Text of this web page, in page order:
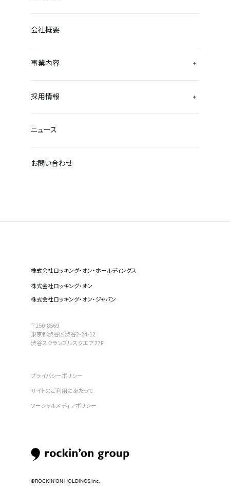
株式会社ロッキング・オン・ホールディングス
株式会社ロッキング・オン
株式会社ロッキング・オン・ジャパン
〒150-8569
東京都渋谷区渋谷2-24-12
渋谷スクランブルスクエア 27F
会社概要
事業内容
採用情報
ニュース
お問い合わせ
プライバシーポリシー
サイトのご利用にあたって
ソーシャルメディアポリシー
©︎ROCKIN’ON HOLDINGS Inc.